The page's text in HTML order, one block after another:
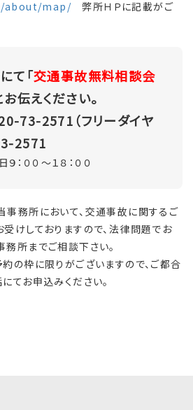
about/map/ 弊所ＨＰに記載がご
て「交通事故無料相談会
お伝えください。
73-2571（フリーダイヤ
2571
：００～１８：００
務所において、交通事故に関するご
けしておりますので、法律問題でお
所までご相談下さい。
の枠に限りがございますので、ご都合
てお申込みください。